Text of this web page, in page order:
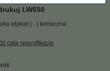
LW650
etykiet - termiczna
całą specyfikacje